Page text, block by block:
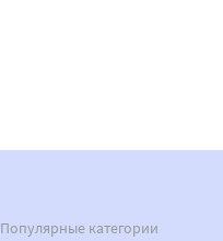
Популярные категории